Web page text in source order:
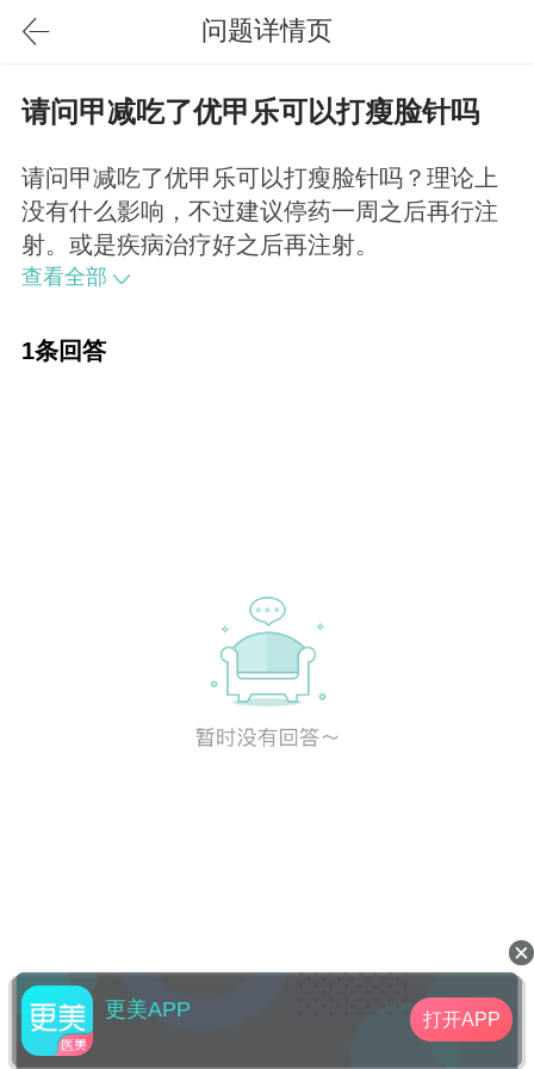
问题详情页
请问甲减吃了优甲乐可以打瘦脸针吗
请问甲减吃了优甲乐可以打瘦脸针吗？理论上
没有什么影响，不过建议停药一周之后再行注
射。或是疾病治疗好之后再注射。
查看全部
1条回答
更美APP 打开APP